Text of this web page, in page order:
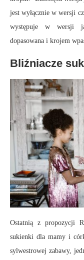
jest wyłącznie w wersji
występuje w wersji
dopasowana i krojem
Bliźniacze
Ostatnią z propozycji
sukienki dla mamy i
sylwestrowej zabawy,